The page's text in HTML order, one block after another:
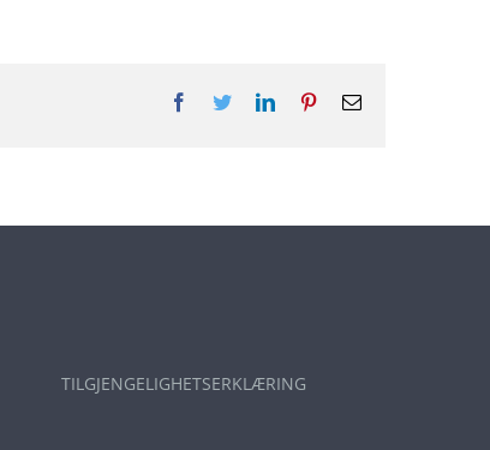
Facebook
TwitterLinkedInPinterest
E-
TILGJENGELIGHETSERKLÆRING